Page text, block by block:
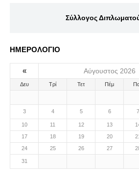
Σύλλογος
ΗΜΕΡΟΛΟΓΙΟ
« Αύγουστος 2026
Δευ Τρί Τετ Πέμ
3 4 5 6 7
10 11 12 13
17
18 19 20
24
25 26 27
31